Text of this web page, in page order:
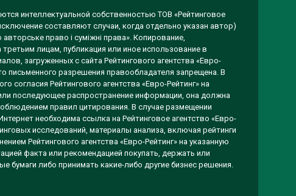
интеллектуальной собственностью ТОВ «Рейтинговое
составляют случаи, когда отдельно указан автор)
право і суміжні права». Копирование,
лицам, публикация или иное использование в
загруженных с сайта Рейтингового агентства «Евро-
письменного разрешения правообладателя запрещена. В
согласия Рейтингового агентства «Евро-Рейтинг» на
последующее распространение информации, она должна
правил цитирования. В случае размещении
необходима ссылка на Рейтинговое агентство «Евро-
исследований, материалы анализа, включая рейтинги
Рейтингового агентства «Евро-Рейтинг» на указанную
факта или рекомендацией покупать, держать или
бумаги либо принимать какие-либо другие бизнес решения.